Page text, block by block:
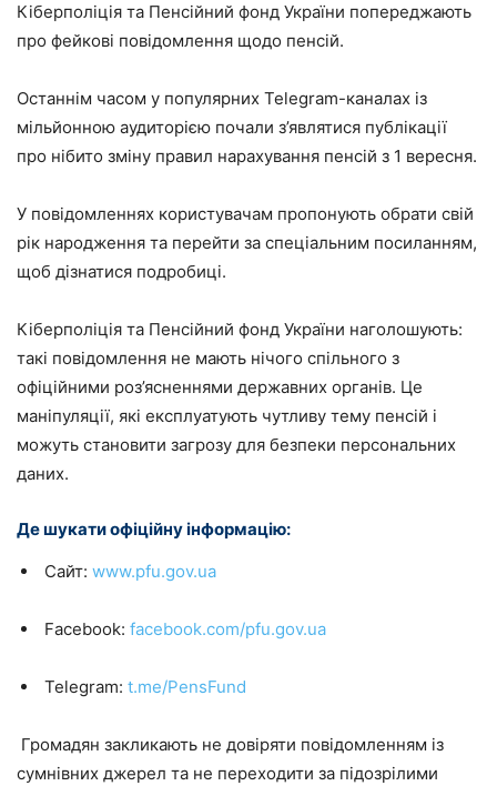
Кіберполіція та Пенсійний фонд України попереджають
про фейкові повідомлення щодо пенсій.
Останнім часом у популярних Telegram-каналах із
мільйонною аудиторією почали з’являтися публікації
про нібито зміну правил нарахування пенсій з 1 вересня.
У повідомленнях користувачам пропонують обрати свій
рік народження та перейти за спеціальним посиланням,
щоб дізнатися подробиці.
Кіберполіція та Пенсійний фонд України наголошують:
такі повідомлення не мають нічого спільного з
офіційними роз’ясненнями державних органів. Це
маніпуляції, які експлуатують чутливу тему пенсій і
можуть становити загрозу для безпеки персональних
даних.
Де шукати офіційну інформацію:
Сайт: www.pfu.gov.ua
Facebook: facebook.com/pfu.gov.ua
Telegram: t.me/PensFund
Громадян закликають не довіряти повідомленням із
сумнівних джерел та не переходити за підозрілими